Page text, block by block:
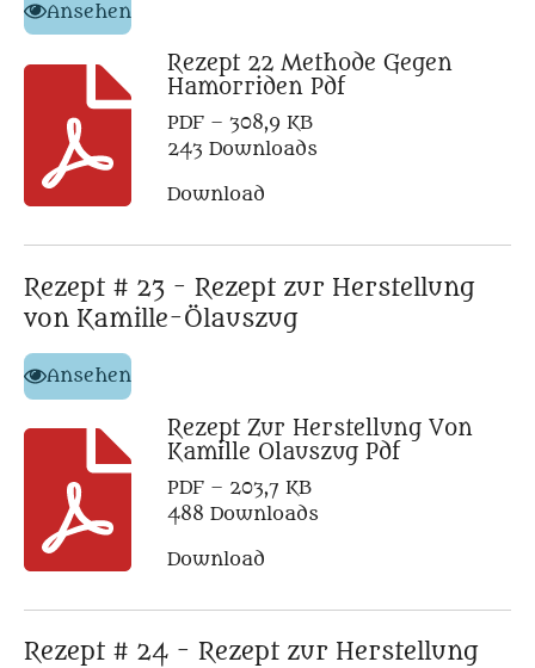
Ansehen
Rezept 22 Methode Gegen
Hamorriden Pdf
PDF – 308,9 KB
243 Downloads
Download
Rezept # 23 - Rezept zur Herstellung
von Kamille-Ölauszug
Ansehen
Rezept Zur Herstellung Von
Kamille Olauszug Pdf
PDF – 203,7 KB
488 Downloads
Download
Rezept # 24 - Rezept zur Herstellung